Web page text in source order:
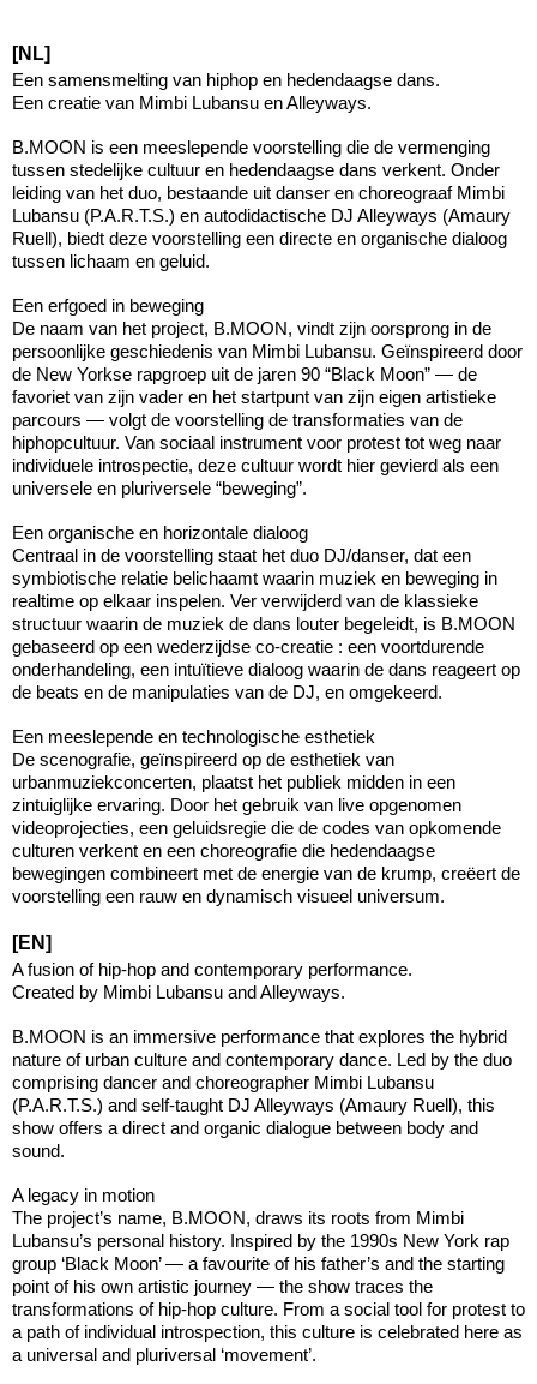
[NL]
Een samensmelting van hiphop en hedendaagse dans.
Een creatie van Mimbi Lubansu en Alleyways.
B.MOON is een meeslepende voorstelling die de vermenging
tussen stedelijke cultuur en hedendaagse dans verkent. Onder
leiding van het duo, bestaande uit danser en choreograaf Mimbi
Lubansu (P.A.R.T.S.) en autodidactische DJ Alleyways (Amaury
Ruell), biedt deze voorstelling een directe en organische dialoog
tussen lichaam en geluid.
Een erfgoed in beweging
De naam van het project, B.MOON, vindt zijn oorsprong in de
persoonlijke geschiedenis van Mimbi Lubansu. Geïnspireerd door
de New Yorkse rapgroep uit de jaren 90 “Black Moon” — de
favoriet van zijn vader en het startpunt van zijn eigen artistieke
parcours — volgt de voorstelling de transformaties van de
hiphopcultuur. Van sociaal instrument voor protest tot weg naar
individuele introspectie, deze cultuur wordt hier gevierd als een
universele en pluriversele “beweging”.
Een organische en horizontale dialoog
Centraal in de voorstelling staat het duo DJ/danser, dat een
symbiotische relatie belichaamt waarin muziek en beweging in
realtime op elkaar inspelen. Ver verwijderd van de klassieke
structuur waarin de muziek de dans louter begeleidt, is B.MOON
gebaseerd op een wederzijdse co-creatie : een voortdurende
onderhandeling, een intuïtieve dialoog waarin de dans reageert op
de beats en de manipulaties van de DJ, en omgekeerd.
Een meeslepende en technologische esthetiek
De scenografie, geïnspireerd op de esthetiek van
urbanmuziekconcerten, plaatst het publiek midden in een
zintuiglijke ervaring. Door het gebruik van live opgenomen
videoprojecties, een geluidsregie die de codes van opkomende
culturen verkent en een choreografie die hedendaagse
bewegingen combineert met de energie van de krump, creëert de
voorstelling een rauw en dynamisch visueel universum.
[EN]
A fusion of hip-hop and contemporary performance.
Created by Mimbi Lubansu and Alleyways.
B.MOON is an immersive performance that explores the hybrid
nature of urban culture and contemporary dance. Led by the duo
comprising dancer and choreographer Mimbi Lubansu
(P.A.R.T.S.) and self-taught DJ Alleyways (Amaury Ruell), this
show offers a direct and organic dialogue between body and
sound.
A legacy in motion
The project’s name, B.MOON, draws its roots from Mimbi
Lubansu’s personal history. Inspired by the 1990s New York rap
group ‘Black Moon’ — a favourite of his father’s and the starting
point of his own artistic journey — the show traces the
transformations of hip-hop culture. From a social tool for protest to
a path of individual introspection, this culture is celebrated here as
a universal and pluriversal ‘movement’.